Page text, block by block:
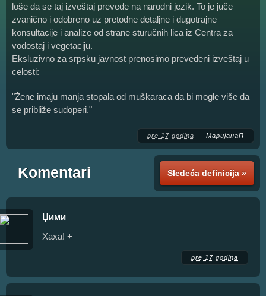
loše da se taj izveštaj prevede na narodni jezik. To je juče
zvanično i odobreno uz pretodne detaljne i dugotrajne
konsultacije i analize od strane sturučnih lica iz Centra za
vodostaj i vegetaciju.
Eksluzivno za srpsku javnost prenosimo prevedeni izveštaj u
celosti:
"Žene imaju manja stopala od muškaraca da bi mogle više da
se približe sudoperi."
pre 17 godina МаријанаП
Sledeća definicija »
Komentari
Џими
Хаха! +
pre 17 godina